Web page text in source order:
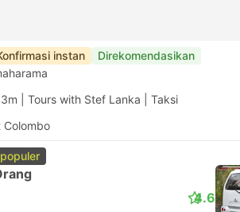
instan Direkomendasikan
| Tours with Stef Lanka Taksi
Colombo
4.6